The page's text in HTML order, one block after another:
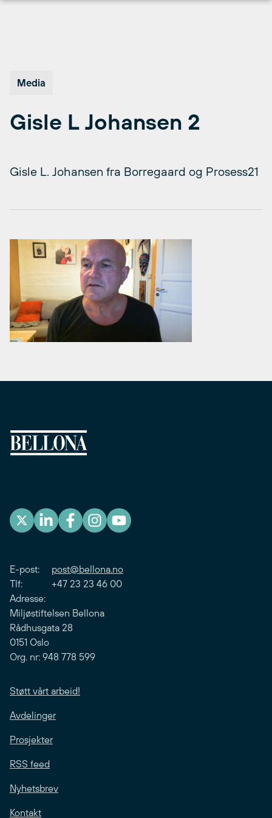
Media
Gisle L Johansen 2
Gisle L. Johansen fra Borregaard og Prosess21
E-post: post@bellona.no
Tlf: +47 23 23 46 00
Adresse:
Miljøstiftelsen Bellona
Rådhusgata 28
0151 Oslo
Org. nr: 948 778 599
Støtt vårt arbeid!
Avdelinger
Prosjekter
RSS feed
Nyhetsbrev
Kontakt